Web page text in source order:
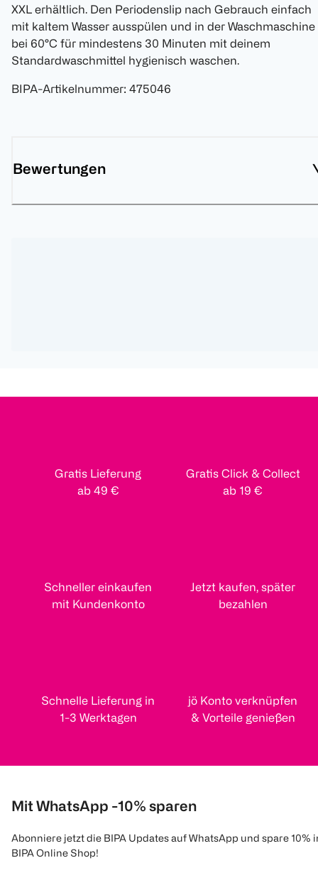
XXL erhältlich. Den Periodenslip nach Gebrauch einfach
mit kaltem Wasser ausspülen und in der Waschmaschine
bei 60°C für mindestens 30 Minuten mit deinem
Standardwaschmittel hygienisch waschen.
BIPA-Artikelnummer: 475046
Bewertungen
Gratis Lieferung
ab 49 €
Gratis Click & Collect
ab 19 €
Schneller einkaufen
mit Kundenkonto
Jetzt kaufen, später
bezahlen
Schnelle Lieferung in
1-3 Werktagen
jö Konto verknüpfen
& Vorteile genießen
Mit WhatsApp -10% sparen
Abonniere jetzt die BIPA Updates auf WhatsApp und spare 10%
BIPA Online Shop!